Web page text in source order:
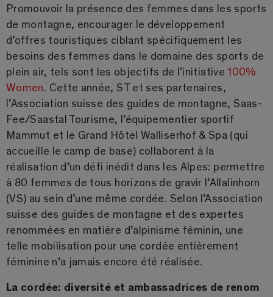
Promouvoir la présence des femmes dans les sports
de montagne, encourager le développement
d’offres touristiques ciblant spécifiquement les
besoins des femmes dans le domaine des sports de
plein air, tels sont les objectifs de l’initiative100%
Women. Cette année, ST et ses partenaires,
l’Association suisse des guides de montagne, Saas-
Fee/Saastal Tourisme, l’équipementier sportif
Mammut et le Grand Hôtel Walliserhof & Spa (qui
accueille le camp de base) collaborent à la
réalisation d’un défi inédit dans les Alpes: permettre
à 80 femmes de tous horizons de gravir l’Allalinhorn
(VS) au sein d’une même cordée. Selon l’Association
suisse des guides de montagne et des expertes
renommées en matière d’alpinisme féminin, une
telle mobilisation pour une cordée entièrement
féminine n’a jamais encore été réalisée.
La cordée: diversité et ambassadrices de renom